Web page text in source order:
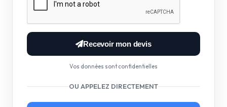
Recevoir mon devis
Vos données sont confidentielles
OU APPELEZ DIRECTEMENT